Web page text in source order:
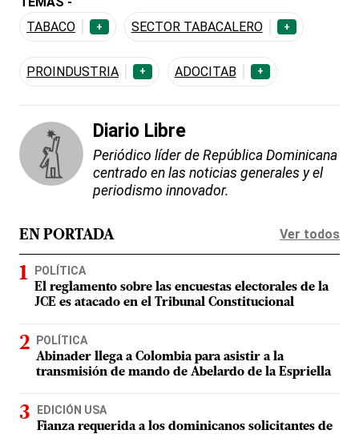
TABACO
+ SECTOR TABACALERO +
PROINDUSTRIA + ADOCITAB +
Diario Libre
Periódico líder de República Dominicana
centrado en las noticias generales y el
periodismo innovador.
EN PORTADA Ver todos
POLÍTICA
El reglamento sobre las encuestas electorales de la
JCE es atacado en el Tribunal Constitucional
POLÍTICA
Abinader llega a Colombia para asistir a la
transmisión de mando de Abelardo de la Espriella
EDICIÓN USA
Fianza requerida a los dominicanos solicitantes de